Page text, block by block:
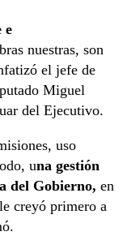
e
nuestras, son
el jefe de
Miguel
del Ejecutivo.
uso
una gestión
del Gobierno, en
creyó primero a